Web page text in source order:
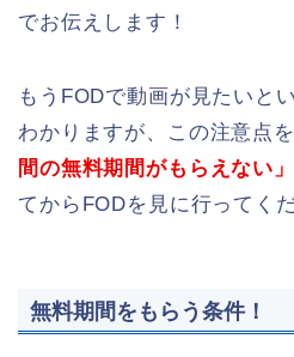
でお伝えします！
もうFODで動画が見たいと
わかりますが、この注意点
間の無料期間がもらえない」
てからFODを見に行ってく
無料期間をもらう条件！